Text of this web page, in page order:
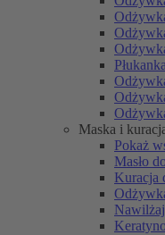
Maska i
Pokaż
Masło
Kuracja